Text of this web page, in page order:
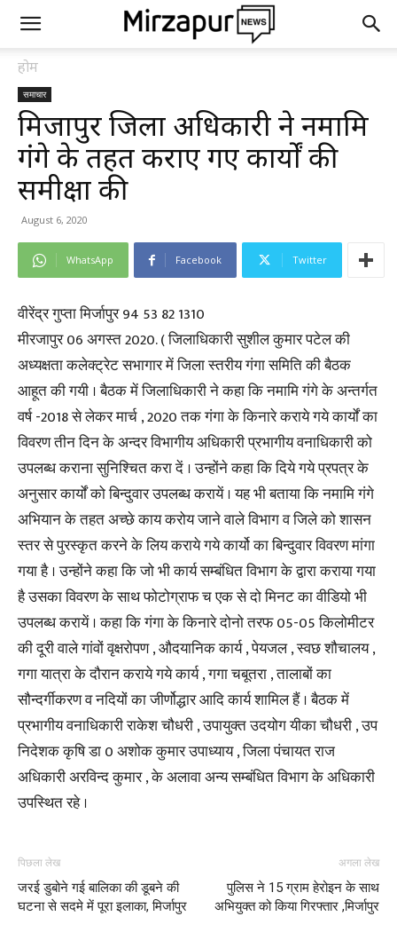
होम
समाचार
मिर्जापुर जिला अधिकारी ने नमामि
गंगे के तहत कराए गए कार्यों की
समीक्षा की
August 6, 2020
WhatsApp Facebook Twitter
वीरेंद्र गुप्ता मिर्जापुर 94 53 82 1310
मीरजापुर 06 अगस्त 2020. ( जिलाधिकारी सुशील कुमार पटेल की
अध्यक्षता कलेक्ट्रेट सभागार में जिला स्तरीय गंगा समिति की बैठक
आहूत की गयी । बैठक में जिलाधिकारी ने कहा कि नमामि गंगे के अन्तर्गत
वर्ष -2018 से लेकर मार्च , 2020 तक गंगा के किनारे कराये गये कार्यों का
विवरण तीन दिन के अन्दर विभागीय अधिकारी प्रभागीय वनाधिकारी को
उपलब्ध कराना सुनिश्चित करा दें । उन्होंने कहा कि दिये गये प्रपत्र के
अनुसार कार्यों को बिन्दुवार उपलब्ध करायें । यह भी बताया कि नमामि गंगे
अभियान के तहत अच्छे काय करोय जाने वाले विभाग व जिले को शासन
स्तर से पुरस्कृत करने के लिय कराये गये कार्यो का बिन्दुवार विवरण मांगा
गया है । उन्होंने कहा कि जो भी कार्य सम्बंधित विभाग के द्वारा कराया गया
है उसका विवरण के साथ फोटोग्राफ च एक से दो मिनट का वीडियो भी
उपलब्ध करायें । कहा कि गंगा के किनारे दोनो तरफ 05-05 किलोमीटर
की दूरी वाले गांवों वृक्षरोपण , औदयानिक कार्य , पेयजल , स्वछ शौचालय ,
गगा यात्रा के दौरान कराये गये कार्य , गगा चबूतरा , तालाबों का
सौन्दर्गीकरण व नदियों का जीर्णोद्धार आदि कार्य शामिल हैं । बैठक में
प्रभागीय वनाधिकारी राकेश चौधरी , उपायुक्त उदयोग यीका चौधरी , उप
निदेशक कृषि डा 0 अशोक कुमार उपाध्याय , जिला पंचायत राज
अधिकारी अरविन्द कुमार , के अलावा अन्य सम्बंधित विभाग के अधिकारी
उपस्थित रहे ।
पिछला लेख
जरई डुबोने गई बालिका की डूबने की
घटना से सदमे में पूरा इलाका, मिर्जापुर
अगला लेख
पुलिस ने 15 ग्राम हेरोइन के साथ
अभियुक्त को किया गिरफ्तार ,मिर्जापुर